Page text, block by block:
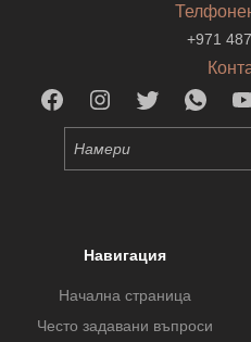
+971
Навигация
Начална страница
Често задавани въпроси